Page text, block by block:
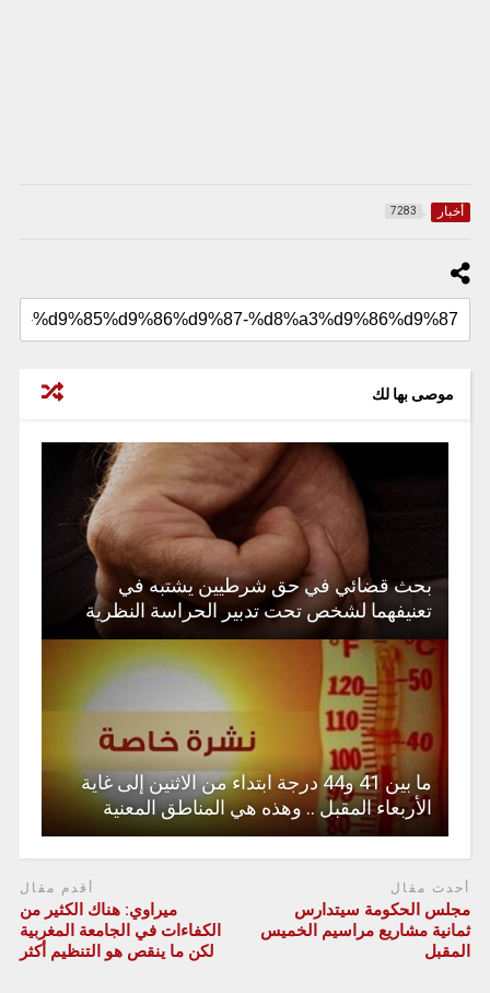
أخبار 7283
موصى بها لك
بحث قضائي في حق شرطيين يشتبه في
تعنيفهما لشخص تحت تدبير الحراسة النظرية
ما بين 41 و44 درجة ابتداء من الاثنين إلى غاية
الأربعاء المقبل .. وهذه هي المناطق المعنية
أحدث مقال
مجلس الحكومة سيتدارس
ثمانية مشاريع مراسيم الخميس
المقبل
أقدم مقال
ميراوي: هناك الكثير من
الكفاءات في الجامعة المغربية
لكن ما ينقص هو التنظيم أكثر